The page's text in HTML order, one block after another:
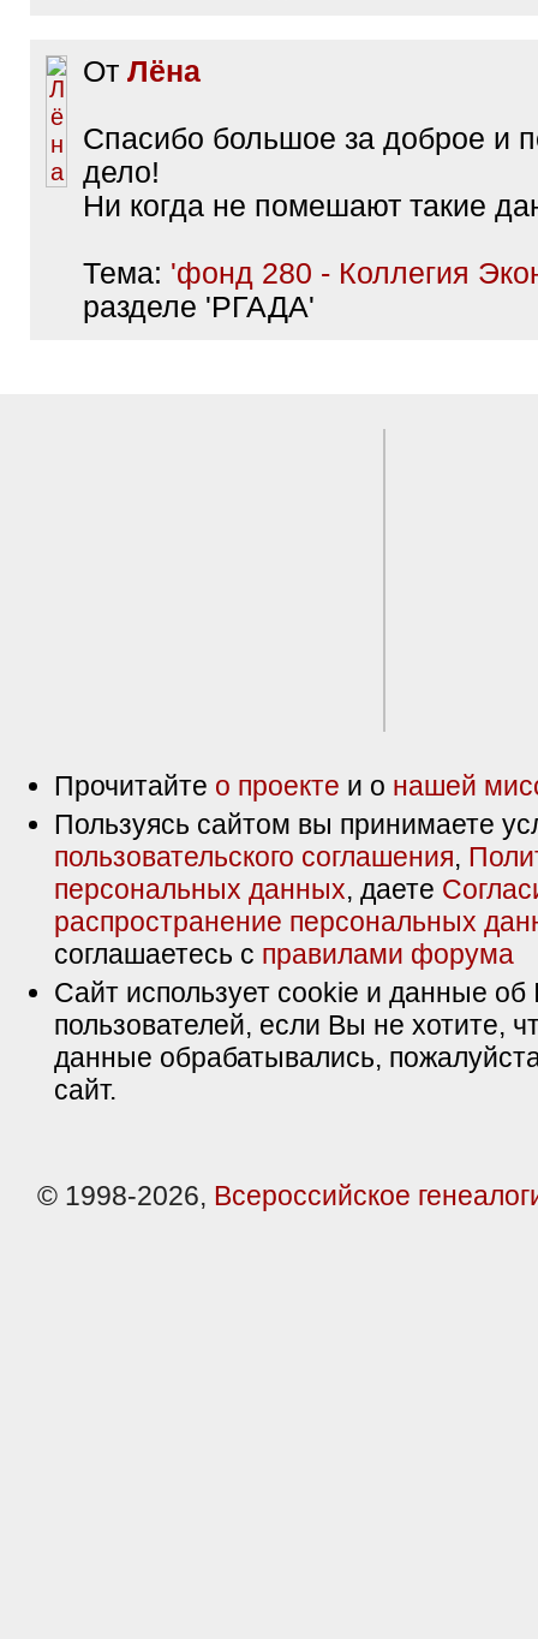
От Лёна
Спасибо большое за доброе и
дело!
Ни когда не помешают такие
Тема: 'фонд 280 - Коллегия
разделе 'РГАДА'
Прочитайте о проекте и о нашей
Пользуясь сайтом вы принимаете
пользовательского соглашения,
персональных данных, даете
распространение персональных
соглашаетесь с правилами форума
Сайт использует cookie и данные об
пользователей, если Вы не хотите,
данные обрабатывались,
сайт.
© 1998-2026, Всероссийское